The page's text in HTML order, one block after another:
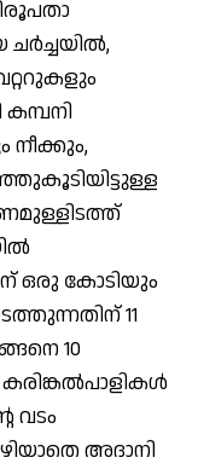
ചര്‍ച്ചയില്‍,
കമ്പനി
ഒരു കോടിയും
11
10
കരിങ്കല്‍പാളികള്‍
വടം
അദാനി